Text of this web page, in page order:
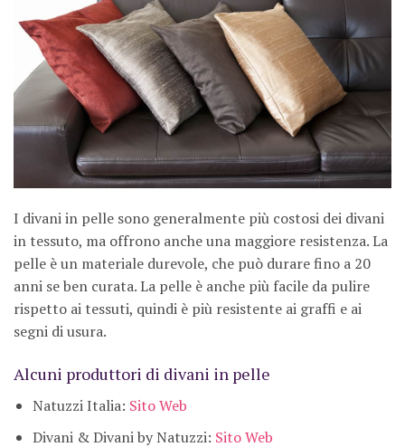
I divani in pelle sono generalmente più costosi dei divani
in tessuto, ma offrono anche una maggiore resistenza. La
pelle è un materiale durevole, che può durare fino a 20
anni se ben curata. La pelle è anche più facile da pulire
rispetto ai tessuti, quindi è più resistente ai graffi e ai
segni di usura.
Alcuni produttori di divani in pelle
Natuzzi Italia: Sito Web
Divani & Divani by Natuzzi: Sito Web